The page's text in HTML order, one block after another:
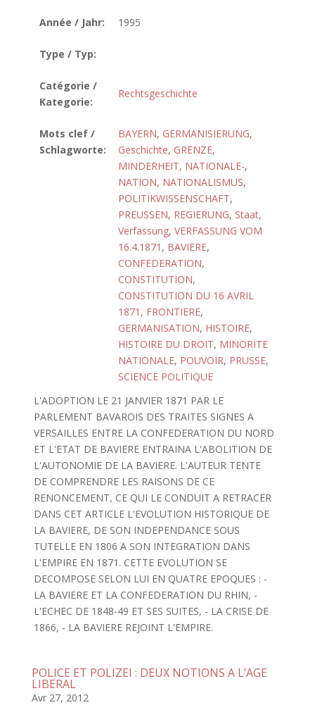
Année / Jahr: 1995
Type / Typ:
Catégorie /
Kategorie:
Rechtsgeschichte
Mots clef /
Schlagworte:
BAYERN, GERMANISIERUNG,
Geschichte, GRENZE,
MINDERHEIT, NATIONALE-,
NATION, NATIONALISMUS,
POLITIKWISSENSCHAFT,
PREUSSEN, REGIERUNG, Staat,
Verfassung, VERFASSUNG VOM
16.4.1871 , BAVIERE,
CONFEDERATION,
CONSTITUTION,
CONSTITUTION DU 16 AVRIL
1871 , FRONTIERE,
GERMANISATION, HISTOIRE,
HISTOIRE DU DROIT, MINORITE
NATIONALE, POUVOIR, PRUSSE,
SCIENCE POLITIQUE
L'ADOPTION LE 21 JANVIER 1871 PAR LE
PARLEMENT BAVAROIS DES TRAITES SIGNES A
VERSAILLES ENTRE LA CONFEDERATION DU NORD
ET L'ETAT DE BAVIERE ENTRAINA L'ABOLITION DE
L'AUTONOMIE DE LA BAVIERE. L'AUTEUR TENTE
DE COMPRENDRE LES RAISONS DE CE
RENONCEMENT, CE QUI LE CONDUIT A RETRACER
DANS CET ARTICLE L'EVOLUTION HISTORIQUE DE
LA BAVIERE, DE SON INDEPENDANCE SOUS
TUTELLE EN 1806 A SON INTEGRATION DANS
L'EMPIRE EN 1871. CETTE EVOLUTION SE
DECOMPOSE SELON LUI EN QUATRE EPOQUES : -
LA BAVIERE ET LA CONFEDERATION DU RHIN, -
L'ECHEC DE 1848-49 ET SES SUITES, - LA CRISE DE
1866, - LA BAVIERE REJOINT L'EMPIRE.
POLICE ET POLIZEI : DEUX NOTIONS A L’AGE
LIBERAL
Avr 27, 2012